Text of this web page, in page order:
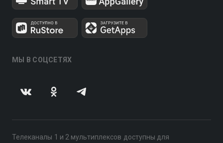
МЫ В СОЦСЕТЯХ
Телеканалы 1 и 2 мультиплексов доступны для